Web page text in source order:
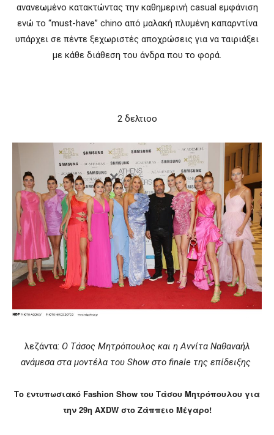
ανανεωμένο κατακτώντας την καθημερινή casual εμφάνιση
ενώ το “must-have” chino από μαλακή πλυμένη καπαρντίνα
υπάρχει σε πέντε ξεχωριστές αποχρώσεις για να ταιριάξει
με κάθε διάθεση του άνδρα που το φορά.
2 δελτιοο
λεζάντα: Ο Τάσος Μητρόπουλος και η Αννίτα Ναθαναήλ
ανάμεσα στα μοντέλα του Show στο finale της επίδειξης
Το εντυπωσιακό Fashion Show του Τάσου Μητρόπουλου για
την 29η AXDW στο Ζάππειο Μέγαρο!